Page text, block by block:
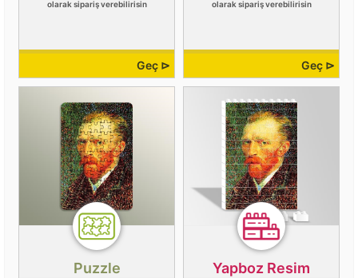
olarak sipariş verebilirisin
Geç ⊳
olarak sipariş verebilirisin
Geç ⊳
Puzzle Yapboz Resim